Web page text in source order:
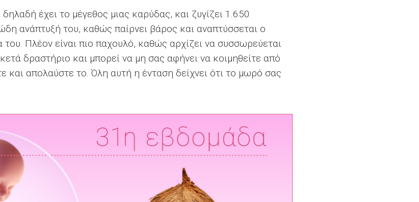
έχει το μέγεθος μιας καρύδας, και ζυγίζει 1.650
ανάπτυξή του, καθώς παίρνει βάρος και αναπτύσσεται ο
του. Πλέον είναι πιο παχουλό, καθώς αρχίζει να συσσωρεύεται
δραστήριο και μπορεί να μη σας αφήνει να κοιμηθείτε από
και απολαύστε το. Όλη αυτή η ένταση δείχνει ότι το μωρό σας